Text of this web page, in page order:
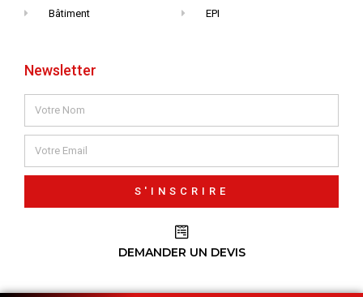
Bâtiment EPI
Newsletter
S'INSCRIRE
DEMANDER UN DEVIS